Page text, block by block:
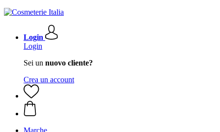
Login
Login
Sei un nuovo cliente?
Crea un account
Marche